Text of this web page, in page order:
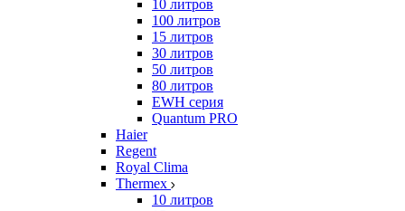
10 литров
100 литров
15 литров
30 литров
50 литров
80 литров
EWH серия
Quantum PRO
Haier
Regent
Royal Clima
Thermex
10 литров